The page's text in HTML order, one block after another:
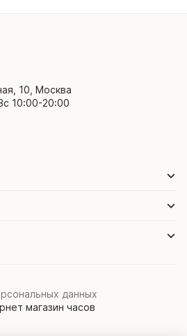
10, Москва
10:00-20:00
магазин часов
данных